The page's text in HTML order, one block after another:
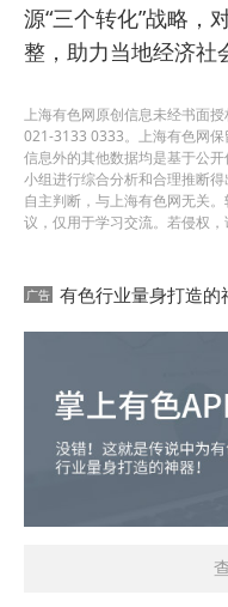
源“三个转化”战略，
整，助力当地经济社
上海有色网原创信息未经书面
021-3133 0333。上海有色网
信息外的其他数据均是基于公
小组进行综合分析和合理推断
自主判断，与上海有色网无关
议，仅用于学习交流。若侵权
有色行业量身打造